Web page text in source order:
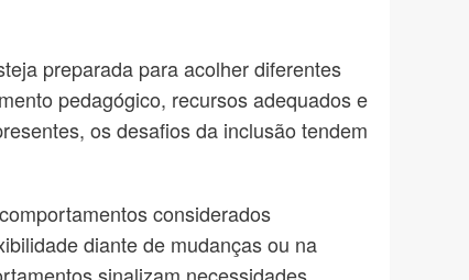
preparada para acolher diferentes
pedagógico, recursos adequados e
os desafios da inclusão tendem
considerados
diante de mudanças ou na
sinalizam necessidades,